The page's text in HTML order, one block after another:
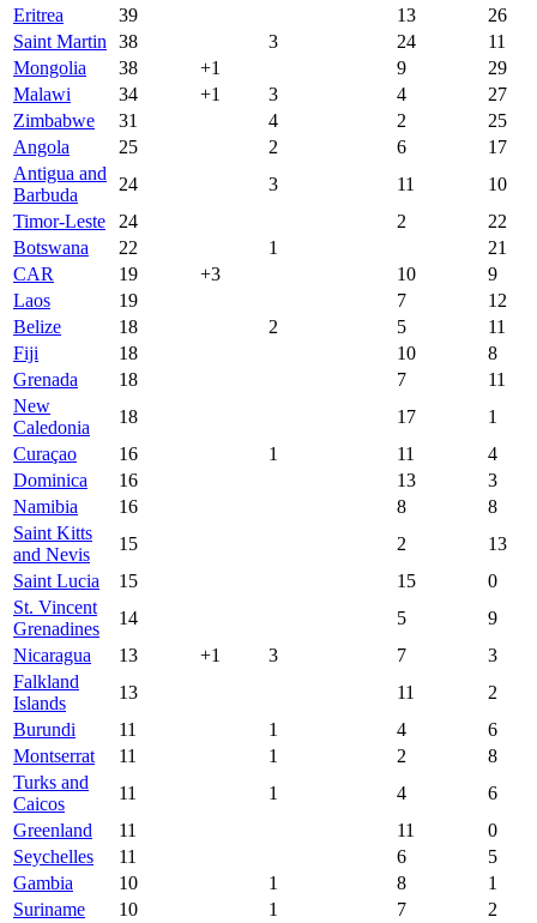
Eritrea
39 13
26
Saint Martin
38 3 24
11
Mongolia
38 +1 9
29
Malawi
34 +1 3 4
27
Zimbabwe
31 4 2
25
Angola
25 2 6
17
Antigua and
Barbuda
24 3 11
10
Timor-Leste
24 2
22
Botswana
22 1
21
CAR
19 +3 10
9
Laos
19 7
12
Belize
18 2 5
11
Fiji
18 10
8
Grenada
18 7
11
New
Caledonia
18 17
1
Curaçao
16 1 11
4
Dominica
16 13
3
Namibia
16 8
8
Saint Kitts
and Nevis
15 2
13
Saint Lucia
15 15
0
St. Vincent
Grenadines
14 5
9
Nicaragua
13 +1 3 7
3
Falkland
Islands
13 11
2
Burundi
11 1 4
6
Montserrat
11 1 2
8
Turks and
Caicos
11 1 4
6
Greenland
11 11
0
Seychelles
11 6
5
Gambia
10 1 8
1
Suriname
10 1 7
2